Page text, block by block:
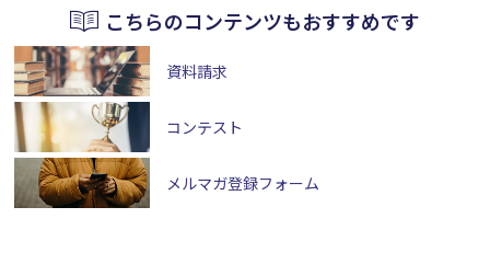
こちらのコンテンツもおすすめです
資料請求
コンテスト
メルマガ登録フォーム